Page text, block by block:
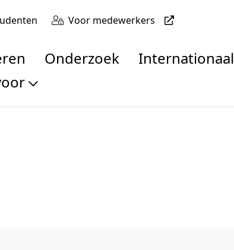
Voor medewerkers
Onderzoek Internationaal
studenten
en organisaties